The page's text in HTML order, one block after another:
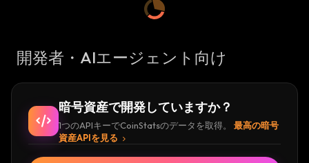
開発者・AIエージェント向け
暗号資産で開発していますか？
1つのAPIキーでCoinStatsのデータを取得。
最高の暗号
資産APIを見る